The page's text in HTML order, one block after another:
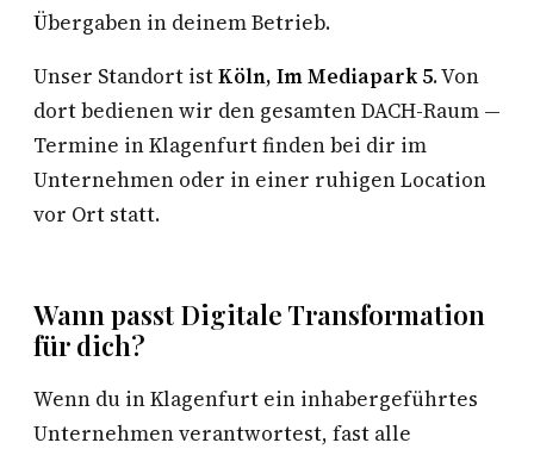
Übergaben in deinem Betrieb.
Unser Standort istKöln, Im Mediapark 5. Von
dort bedienen wir den gesamten DACH-Raum —
Termine in Klagenfurt finden bei dir im
Unternehmen oder in einer ruhigen Location
vor Ort statt.
Wann passt Digitale Transformation
für dich?
Wenn du in Klagenfurt ein inhabergeführtes
Unternehmen verantwortest, fast alle